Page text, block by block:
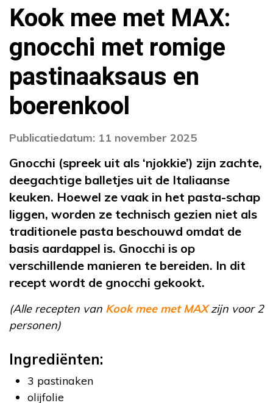
Kook mee met MAX:
gnocchi met romige
pastinaaksaus en
boerenkool
Publicatiedatum: 11 november 2025
Gnocchi (spreek uit als ‘njokkie’) zijn zachte,
deegachtige balletjes uit de Italiaanse
keuken. Hoewel ze vaak in het pasta-schap
liggen, worden ze technisch gezien niet als
traditionele pasta beschouwd omdat de
basis aardappel is. Gnocchi is op
verschillende manieren te bereiden. In dit
recept wordt de gnocchi gekookt.
(Alle recepten van Kook mee met MAXzijn voor 2
personen)
Ingrediënten:
3 pastinaken
olijfolie